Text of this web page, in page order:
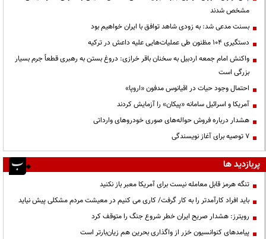
مشخص شدند
بسنت مدعی شد: به زودی شاهد توافق با ایران خواهیم بود
دستگیری ۱۰۴ مظنون طی عملیات‌هایی علیه داعش در ترکیه
واکنش امام جمعه اردبیل به سخنان باقر خرازی: دروغ بستن به رهبری قطعاً جرم بسیار
بزرگی است
احتمال وجود حیات در اقیانوس مدفون «اروپا»
آمریکا و اسرائیل سامانه «پیکان» را آزمایش کردند
هشدار درباره فروش حواله‌های صوری خودروهای وارداتی
۷ توصیه برای آغاز نویسندگی
پربازدید ها
تنگه هرمز قابل معامله نیست برای آمریکا معبر باز نکنید
باید افراد کارآمدتر را به کار گرفت/ کاری می کنیم در معیشت مردم مشکلی پیش نیاید
رویترز: هشدار صریح ایران خطر شروع جنگ را متوقف کرد
پیامدهای کنوانسیون خزر از واگذاری بحرین هم زیان‌بارتر است